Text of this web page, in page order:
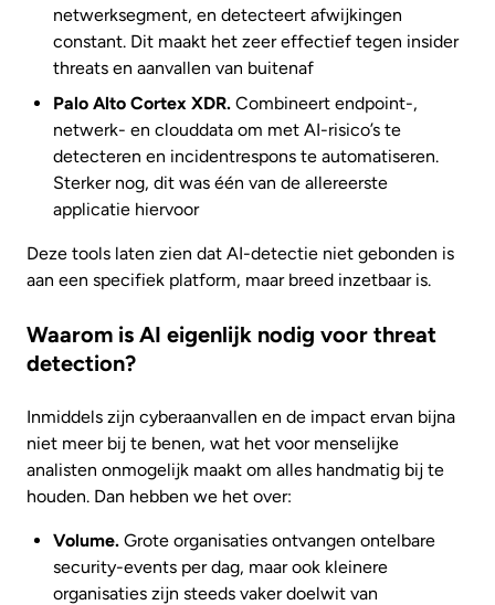
netwerksegment, en detecteert afwijkingen
constant. Dit maakt het zeer effectief tegen insider
threats en aanvallen van buitenaf
Palo Alto Cortex XDR. Combineert endpoint-,
netwerk- en clouddata om met AI-risico’s te
detecteren en incidentrespons te automatiseren.
Sterker nog, dit was één van de allereerste
applicatie hiervoor
Deze tools laten zien dat AI-detectie niet gebonden is
aan een specifiek platform, maar breed inzetbaar is.
Waarom is AI eigenlijk nodig voor threat
detection?
Inmiddels zijn cyberaanvallen en de impact ervan bijna
niet meer bij te benen, wat het voor menselijke
analisten onmogelijk maakt om alles handmatig bij te
houden. Dan hebben we het over:
Volume. Grote organisaties ontvangen ontelbare
security-events per dag, maar ook kleinere
organisaties zijn steeds vaker doelwit van